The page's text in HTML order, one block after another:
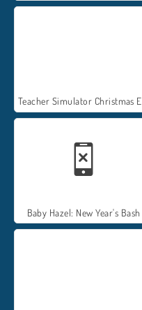
Teacher Simulator Christmas Exam
Baby Hazel: New Year's Bash